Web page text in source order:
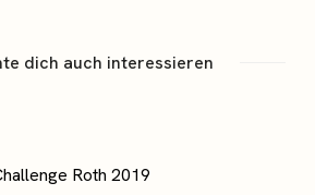
dich auch interessieren
Roth 2019